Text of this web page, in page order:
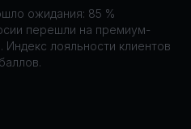
ожидания: 85 %
перешли на премиум-
Индекс лояльности клиентов